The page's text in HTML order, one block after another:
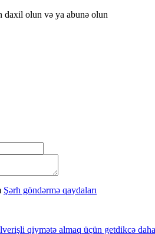
daxil olun və ya abunə olun
Şərh göndərmə qaydaları